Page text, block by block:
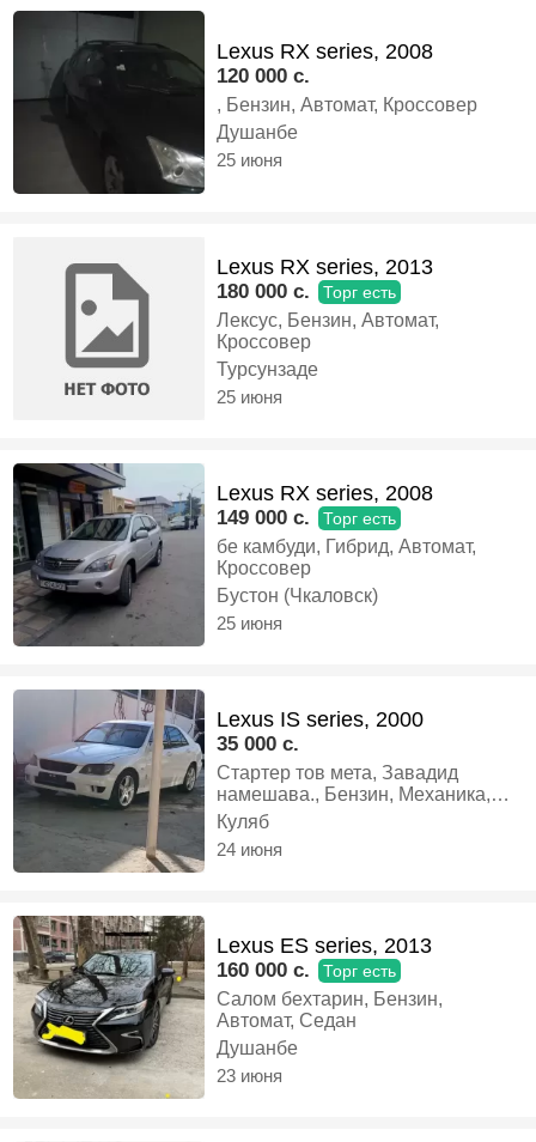
Lexus RX series, 2008
120 000 c.
, Бензин, Автомат, Кроссовер
Душанбе
25 июня
Lexus RX series, 2013
180 000 c. Торг есть
Лексус, Бензин, Автомат,
Кроссовер
Турсунзаде
25 июня
Lexus RX series, 2008
149 000 c. Торг есть
бе камбуди, Гибрид, Автомат,
Кроссовер
Бустон (Чкаловск)
25 июня
Lexus IS series, 2000
35 000 c.
Стартер тов мета, Завадид
намешава., Бензин, Механика,
Седан
Куляб
24 июня
Lexus ES series, 2013
160 000 c. Торг есть
Салом бехтарин, Бензин,
Автомат, Седан
Душанбе
23 июня